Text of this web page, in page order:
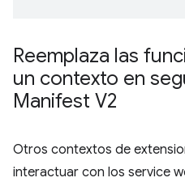
Reemplaza las
un contexto en
Manifest V2
Otros contextos de
interactuar con los service